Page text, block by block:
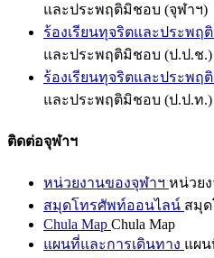
และประพฤติมิชอบ (จุฬาฯ)
ร้องเรียนทุจริตและประพฤ
และประพฤติมิชอบ (ป.ป.ช.)
ร้องเรียนทุจริตและประพฤ
และประพฤติมิชอบ (ป.ป.ท.)
ติดต่อจุฬาฯ
หน่วยงานของจุฬาฯ หน่วย
สมุดโทรศัพท์ออนไลน์ สมุ
Chula Map Chula Map
แผนที่และการเดินทาง แผน